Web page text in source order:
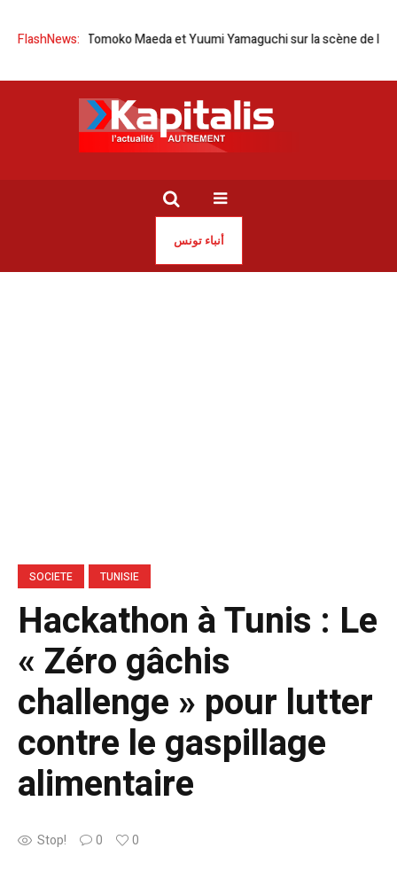
FlashNews:
Japon | Tomoko Maeda et Yuumi Yamaguchi sur la scène de l’Opéra
أنباء تونس
SOCIETE TUNISIE
Hackathon à Tunis : Le
« Zéro gâchis
challenge » pour lutter
contre le gaspillage
alimentaire
Stop! 0 0